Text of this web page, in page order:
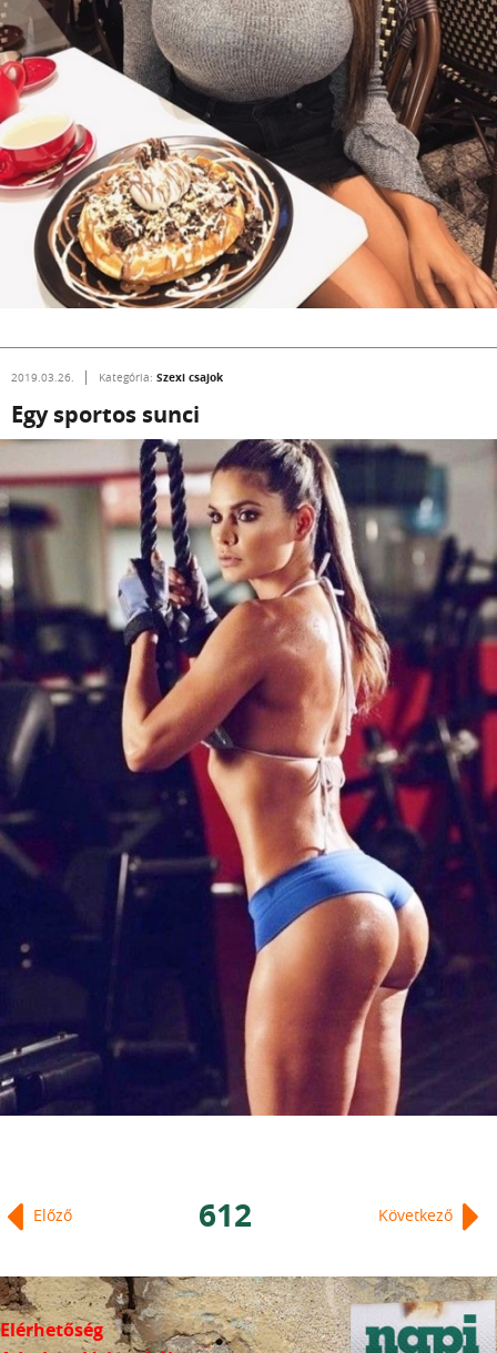
2019.03.26. Kategória: Szexi csajok
Egy sportos sunci
Előző Következő
612
Elérhetőség